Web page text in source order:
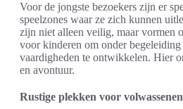
Voor de jongste bezoekers zijn er
speelzones waar ze zich kunnen
zijn niet alleen veilig, maar vormen
voor kinderen om onder
vaardigheden te ontwikkelen. Hier
en avontuur.
Rustige plekken voor volwassenen